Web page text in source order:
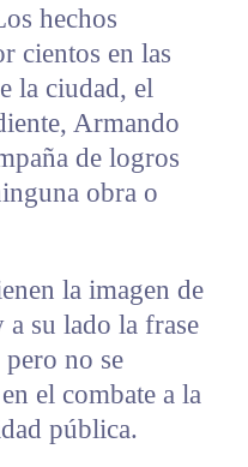
hechos
cientos en las
la ciudad, el
Armando
de logros
obra o
la imagen de
su lado la frase
no se
el combate a la
pública.